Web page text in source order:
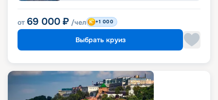
от 69 000 ₽ /чел +1 000
Выбрать круиз